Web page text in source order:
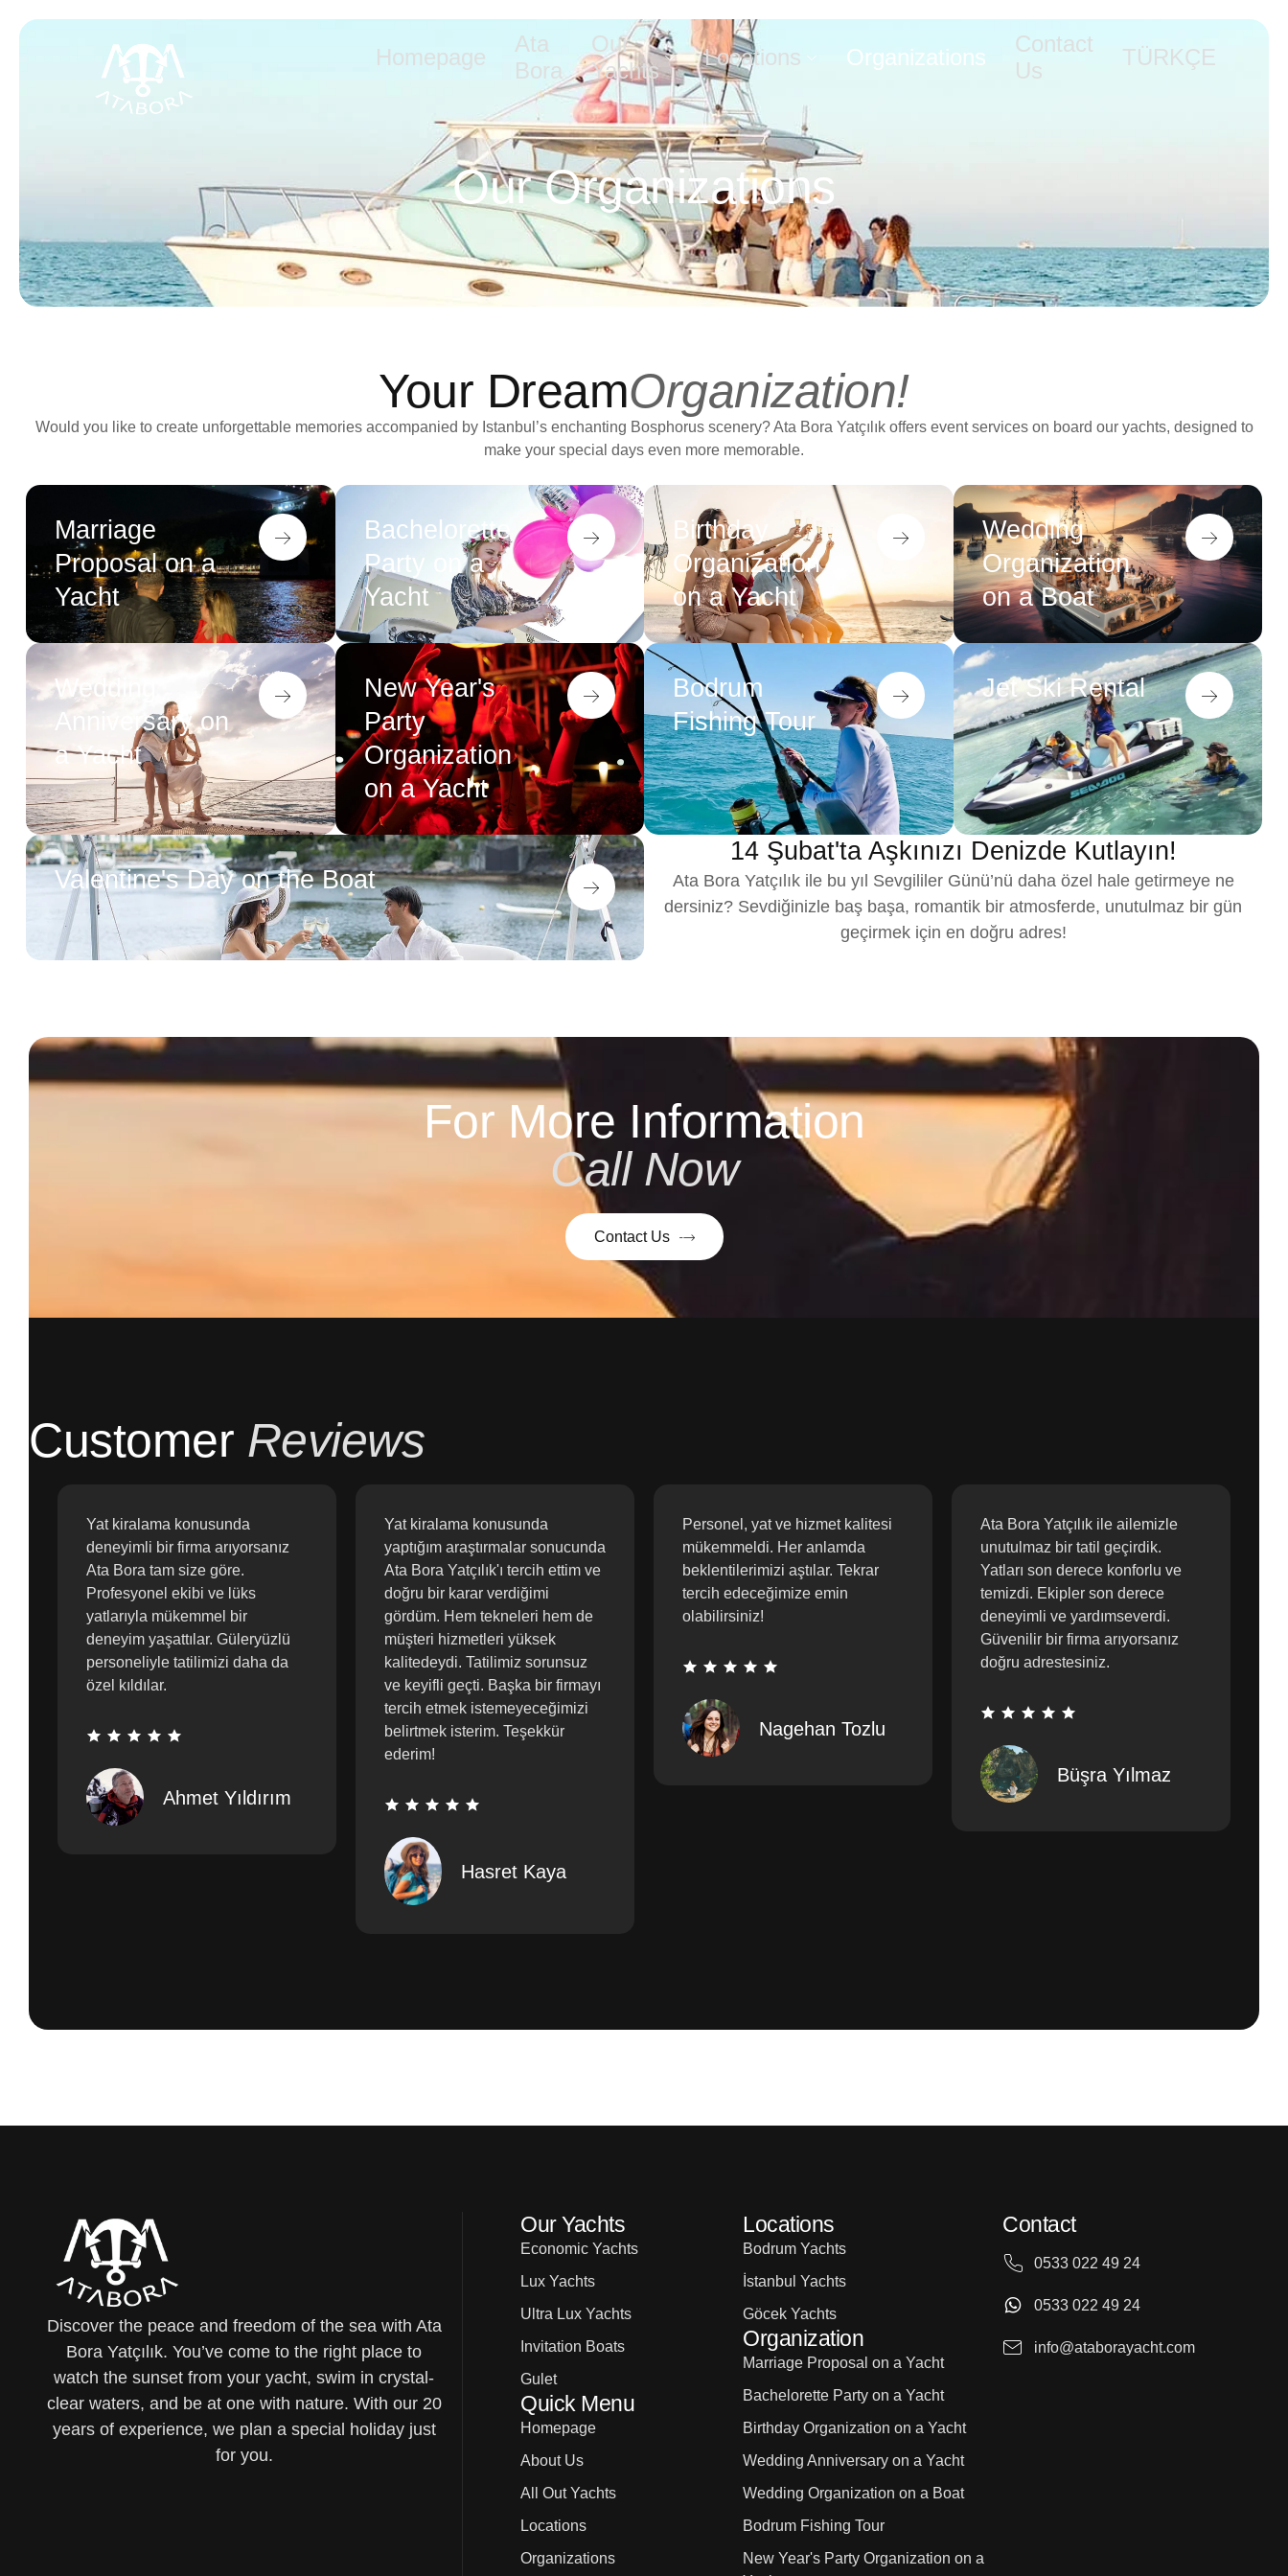
Homepage
Ata
Bora
Our
Yachts
Locations Organizations
Contact
Us
TÜRKÇE
Our Organizations
Your DreamOrganization!
Would you like to create unforgettable memories accompanied by Istanbul’s enchanting Bosphorus scenery? Ata Bora Yatçılık offers event services on board our yachts, designed to
make your special days even more memorable.
Marriage
Proposal on a
Yacht
Bachelorette
Party on a
Yacht
Birthday
Organization
on a Yacht
Wedding
Organization
on a Boat
Wedding
Anniversary on
a Yacht
New Year's
Party
Organization
on a Yacht
Bodrum
Fishing Tour
Jet Ski Rental
Valentine's Day on the Boat
14 Şubat'ta Aşkınızı Denizde Kutlayın!
Ata Bora Yatçılık ile bu yıl Sevgililer Günü’nü daha özel hale getirmeye ne
dersiniz? Sevdiğinizle baş başa, romantik bir atmosferde, unutulmaz bir gün
geçirmek için en doğru adres!
For More Information
Call Now
Contact Us
Customer Reviews
Yat kiralama konusunda
deneyimli bir firma arıyorsanız
Ata Bora tam size göre.
Profesyonel ekibi ve lüks
yatlarıyla mükemmel bir
deneyim yaşattılar. Güleryüzlü
personeliyle tatilimizi daha da
özel kıldılar.
Ahmet Yıldırım
Yat kiralama konusunda
yaptığım araştırmalar sonucunda
Ata Bora Yatçılık'ı tercih ettim ve
doğru bir karar verdiğimi
gördüm. Hem tekneleri hem de
müşteri hizmetleri yüksek
kalitedeydi. Tatilimiz sorunsuz
ve keyifli geçti. Başka bir firmayı
tercih etmek istemeyeceğimizi
belirtmek isterim. Teşekkür
ederim!
Hasret Kaya
Personel, yat ve hizmet kalitesi
mükemmeldi. Her anlamda
beklentilerimizi aştılar. Tekrar
tercih edeceğimize emin
olabilirsiniz!
Nagehan Tozlu
Ata Bora Yatçılık ile ailemizle
unutulmaz bir tatil geçirdik.
Yatları son derece konforlu ve
temizdi. Ekipler son derece
deneyimli ve yardımseverdi.
Güvenilir bir firma arıyorsanız
doğru adrestesiniz.
Büşra Yılmaz
Discover the peace and freedom of the sea with Ata
Bora Yatçılık. You’ve come to the right place to
watch the sunset from your yacht, swim in crystal-
clear waters, and be at one with nature. With our 20
years of experience, we plan a special holiday just
for you.
Our Yachts
Economic Yachts
Lux Yachts
Ultra Lux Yachts
Invitation Boats
Gulet
Quick Menu
Homepage
About Us
All Out Yachts
Locations
Organizations
Locations
Bodrum Yachts
İstanbul Yachts
Göcek Yachts
Organization
Marriage Proposal on a Yacht
Bachelorette Party on a Yacht
Birthday Organization on a Yacht
Wedding Anniversary on a Yacht
Wedding Organization on a Boat
Bodrum Fishing Tour
New Year's Party Organization on a
Contact
0533 022 49 24
0533 022 49 24
info@ataborayacht.com